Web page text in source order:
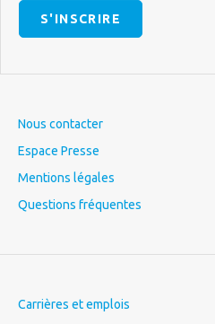
S'INSCRIRE
Nous contacter
Espace Presse
Mentions légales
Questions fréquentes
Carrières et emplois